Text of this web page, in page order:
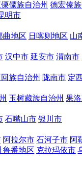
僳族自治州 德宏傣
明市
曲地区 日喀则地区 山
汉中市 延安市 渭南市
族自治州 陇南市 定
玉树藏族自治州 果
石嘴山市 银川市
阿拉尔市 石河子市 阿
鲁番地区 克拉玛依市